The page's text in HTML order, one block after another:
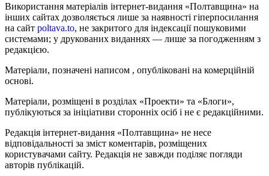
Використання матеріалів інтернет-видання «Полтавщина» на
інших сайтах дозволяється лише за наявності гіперпосилання
на сайт poltava.to, не закритого для індексації пошуковими
системами; у друкованих виданнях — лише за погодженням з
редакцією.
Матеріали, позначені написом , опубліковані на комерційній
основі.
Матеріали, розміщені в розділах «Проекти» та «Блоги»,
публікуються за ініціативи сторонніх осіб і не є редакційними.
Редакція інтернет-видання «Полтавщина» не несе
відповідальності за зміст коментарів, розміщених
користувачами сайту. Редакція не завжди поділяє погляди
авторів публікацій.